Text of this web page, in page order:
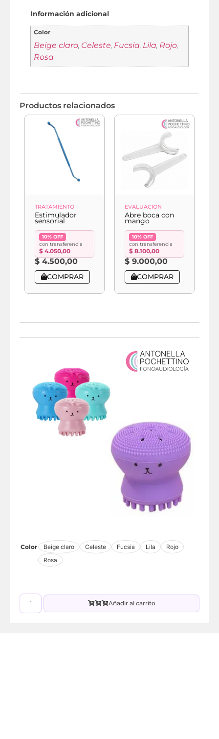
Información adicional
Color
Beige claro, Celeste, Fucsia, Lila, Rojo,
Rosa
Productos relacionados
TRATAMIENTO
Estimulador
sensorial
10% OFF
con transferencia
$ 4.050,00
$ 4.500,00
COMPRAR
EVALUACIÓN
Abre boca con
mango
10% OFF
con transferencia
$ 8.100,00
$ 9.000,00
COMPRAR
Color Beige claro Celeste Fucsia Lila
Rojo
Rosa
Añadir al carrito